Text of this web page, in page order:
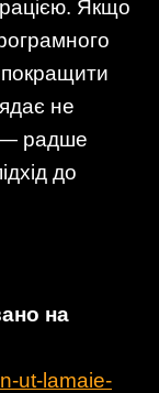
Якщо
не
— радше
до
на
ut-lamaie-